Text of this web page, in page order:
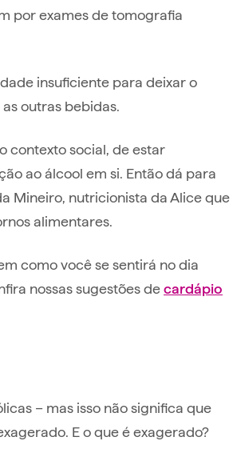
por exames de tomografia
insuficiente para deixar o
outras bebidas.
contexto social, de estar
ao álcool em si. Então dá para
Mineiro, nutricionista da Alice que
alimentares.
como você se sentirá no dia
nossas sugestões de cardápio
– mas isso não significa que
E o que é exagerado?